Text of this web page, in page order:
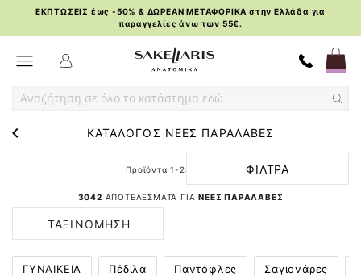
ΕΚΠΤΩΣΕΙΣ έως -50% & ΔΩΡΕΑΝ ΜΕΤΑΦΟΡΙΚΑ στην Ελλάδα για
παραγγελίες άνω των 55€.
ΚΑΤΑΛΟΓΟΣ ΝΕΕΣ ΠΑΡΑΛΑΒΕΣ
Προϊόντα1-24
3042 ΑΠΟΤΕΛΕΣΜΑΤΑ ΓΙΑΝΕΕΣ ΠΑΡΑΛΑΒΕΣ
ΤΑΞΙΝΟΜΗΣΗ
ΚΑΤΑ
ΓΥΝΑΙΚΕΙΑ Πέδιλα Παντόφλες Σαγιονάρες
ΦΙΛΤΡΑ